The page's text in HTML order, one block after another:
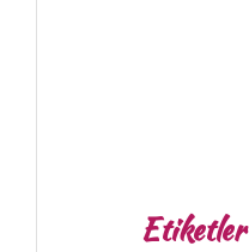
Etiketler